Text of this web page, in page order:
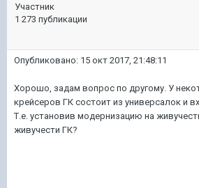
Участник
1 273 публикации
Опубликовано: 15 окт 2017, 21:48:11
Хорошо, задам вопрос по другому. У
крейсеров ГК состоит из универсалок и
Т.е. установив модернизацию на
живучести ГК?